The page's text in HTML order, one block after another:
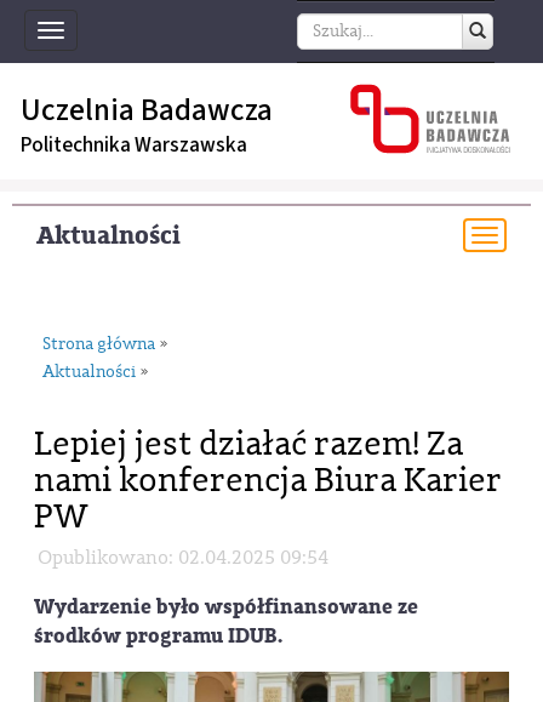
Toggle
navigation
Uczelnia Badawcza
Politechnika Warszawska
Aktualności
Strona główna »
Aktualności »
Lepiej jest działać razem! Za
nami konferencja Biura Karier
PW
Opublikowano: 02.04.2025 09:54
Wydarzenie było współfinansowane ze
środków programu IDUB.